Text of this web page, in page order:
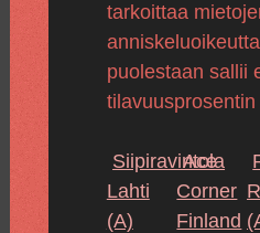
tarkoittaa
puolestaan sallii
Siipiravintola
Lahti
(A)
Ace
Corner
Finland